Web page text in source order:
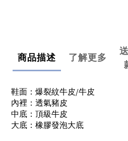
商品描述 了解更多
鞋面：爆裂紋牛皮/牛皮
內裡：透氣豬皮
中底：頂級牛皮
大底：橡膠發泡大底